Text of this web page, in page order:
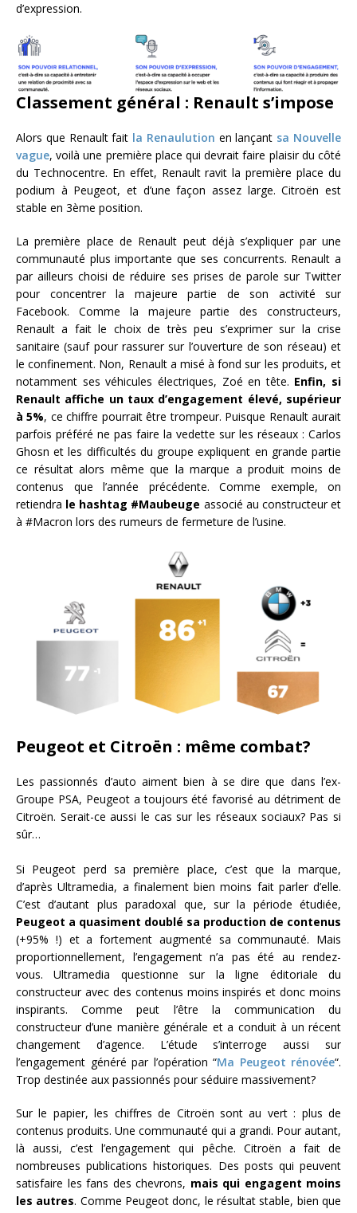
d’expression.
Classement général : Renault s’impose
Alors que Renault fait la Renaulution en lançant sa Nouvelle
vague, voilà une première place qui devrait faire plaisir du côté
du Technocentre. En effet, Renault ravit la première place du
podium à Peugeot, et d’une façon assez large. Citroën est
stable en 3ème position.
La première place de Renault peut déjà s’expliquer par une
communauté plus importante que ses concurrents. Renault a
par ailleurs choisi de réduire ses prises de parole sur Twitter
pour concentrer la majeure partie de son activité sur
Facebook. Comme la majeure partie des constructeurs,
Renault a fait le choix de très peu s’exprimer sur la crise
sanitaire (sauf pour rassurer sur l’ouverture de son réseau) et
le confinement. Non, Renault a misé à fond sur les produits, et
notamment ses véhicules électriques, Zoé en tête. Enfin, si
Renault affiche un taux d’engagement élevé, supérieur
à 5%, ce chiffre pourrait être trompeur. Puisque Renault aurait
parfois préféré ne pas faire la vedette sur les réseaux : Carlos
Ghosn et les difficultés du groupe expliquent en grande partie
ce résultat alors même que la marque a produit moins de
contenus que l’année précédente. Comme exemple, on
retiendra le hashtag #Maubeuge associé au constructeur et
à #Macron lors des rumeurs de fermeture de l’usine.
Peugeot et Citroën : même combat?
Les passionnés d’auto aiment bien à se dire que dans l’ex-
Groupe PSA, Peugeot a toujours été favorisé au détriment de
Citroën. Serait-ce aussi le cas sur les réseaux sociaux? Pas si
sûr…
Si Peugeot perd sa première place, c’est que la marque,
d’après Ultramedia, a finalement bien moins fait parler d’elle.
C’est d’autant plus paradoxal que, sur la période étudiée,
Peugeot a quasiment doublé sa production de contenus
(+95% !) et a fortement augmenté sa communauté. Mais
proportionnellement, l’engagement n’a pas été au rendez-
vous. Ultramedia questionne sur la ligne éditoriale du
constructeur avec des contenus moins inspirés et donc moins
inspirants. Comme peut l’être la communication du
constructeur d’une manière générale et a conduit à un récent
changement d’agence. L’étude s’interroge aussi sur
l’engagement généré par l’opération “Ma Peugeot rénovée“.
Trop destinée aux passionnés pour séduire massivement?
Sur le papier, les chiffres de Citroën sont au vert : plus de
contenus produits. Une communauté qui a grandi. Pour autant,
là aussi, c’est l’engagement qui pêche. Citroën a fait de
nombreuses publications historiques. Des posts qui peuvent
satisfaire les fans des chevrons, mais qui engagent moins
les autres. Comme Peugeot donc, le résultat stable, bien que